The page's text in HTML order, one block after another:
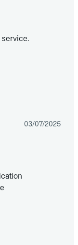
service.
03/07/2025